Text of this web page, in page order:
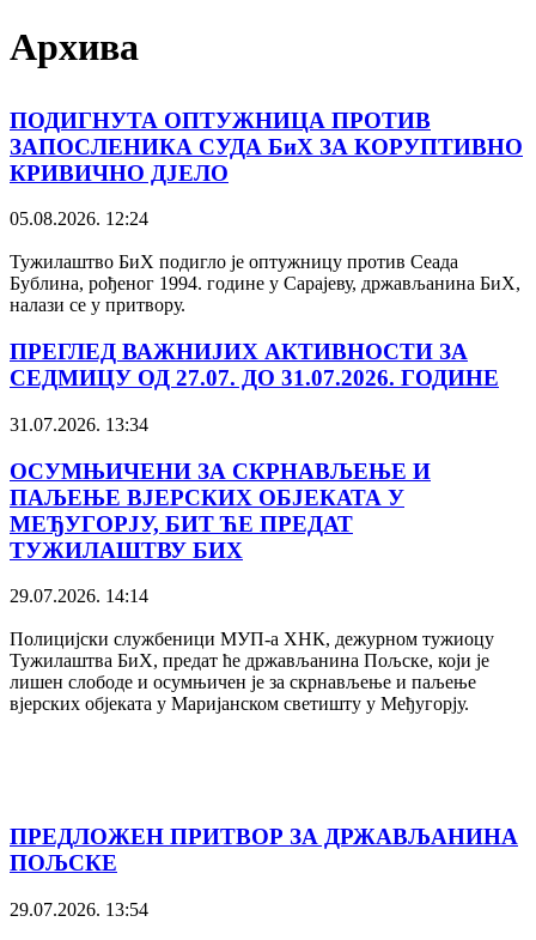
Архива
ПОДИГНУТА ОПТУЖНИЦА ПРОТИВ
ЗАПОСЛЕНИКА СУДА БиХ ЗА КОРУПТИВНО
КРИВИЧНО ДЈЕЛО
05.08.2026. 12:24
Тужилаштво БиХ подигло је оптужницу против Сеада
Бублина, рођеног 1994. године у Сарајеву, држављанина БиХ,
налази се у притвору.
ПРЕГЛЕД ВАЖНИЈИХ АКТИВНОСТИ ЗА
СЕДМИЦУ ОД 27.07. ДО 31.07.2026. ГОДИНЕ
31.07.2026. 13:34
ОСУМЊИЧЕНИ ЗА СКРНАВЉЕЊЕ И
ПАЉЕЊЕ ВЈЕРСКИХ ОБЈЕКАТА У
МЕЂУГОРЈУ, БИТ ЋЕ ПРЕДАТ
ТУЖИЛАШТВУ БИХ
29.07.2026. 14:14
Полицијски службеници МУП-а ХНК, дежурном тужиоцу
Тужилаштва БиХ, предат ће држављанина Пољске, који је
лишен слободе и осумњичен је за скрнављење и паљење
вјерских објеката у Маријанском светишту у Међугорју.
ПРЕДЛОЖЕН ПРИТВОР ЗА ДРЖАВЉАНИНА
ПОЉСКЕ
29.07.2026. 13:54